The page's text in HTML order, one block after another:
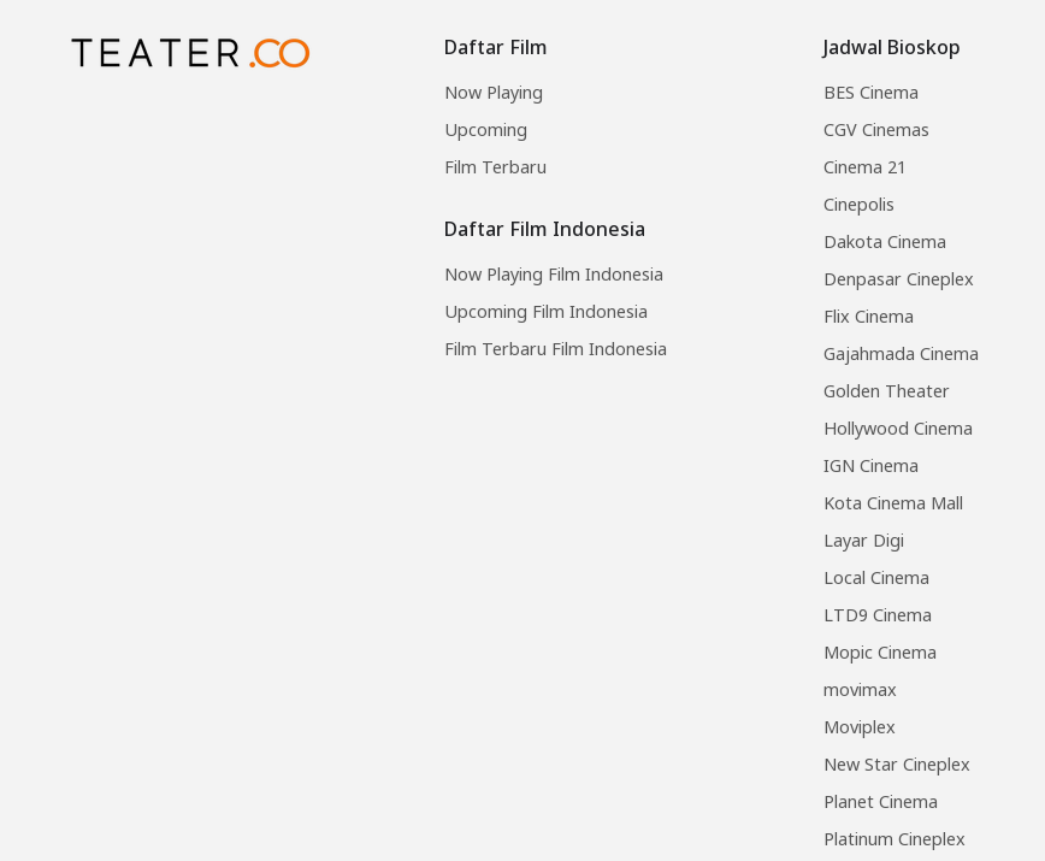
Daftar Film
Now Playing
Upcoming
Film Terbaru
Daftar Film Indonesia
Now Playing Film Indonesia
Upcoming Film Indonesia
Film Terbaru Film Indonesia
Jadwal Bioskop
BES Cinema
CGV Cinemas
Cinema 21
Cinepolis
Dakota Cinema
Denpasar Cineplex
Flix Cinema
Gajahmada Cinema
Golden Theater
Hollywood Cinema
IGN Cinema
Kota Cinema Mall
Layar Digi
Local Cinema
LTD9 Cinema
Mopic Cinema
movimax
Moviplex
New Star Cineplex
Planet Cinema
Platinum Cineplex